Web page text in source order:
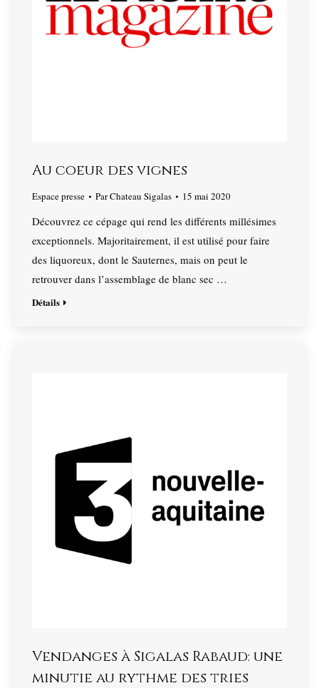
Au coeur des vignes
Espace presse ParChateau Sigalas 15 mai 2020
Découvrez ce cépage qui rend les différents millésimes
exceptionnels. Majoritairement, il est utilisé pour faire
des liquoreux, dont le Sauternes, mais on peut le
retrouver dans l’assemblage de blanc sec …
Détails
Vendanges à Sigalas Rabaud: une
minutie au rythme des tries